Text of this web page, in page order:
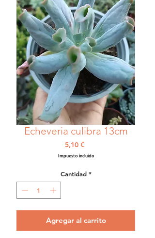
Echeveria culibra 13cm
5,10 €Precio
Impuesto incluido
Cantidad *
Agregar al carrito